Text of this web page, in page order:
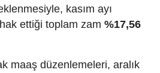
kasım ayı
ettiği toplam zam %17,56
maaş düzenlemeleri, aralık